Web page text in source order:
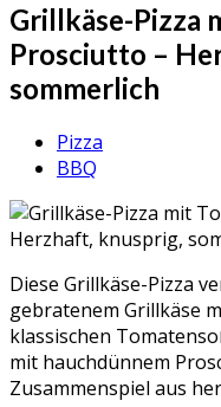
Grillkäse-Pizza
Prosciutto –
sommerlich
Pizza
BBQ
Diese Grillkäse-Pizza
gebratenem Grillkäse
klassischen
mit hauchdünnem
Zusammenspiel aus